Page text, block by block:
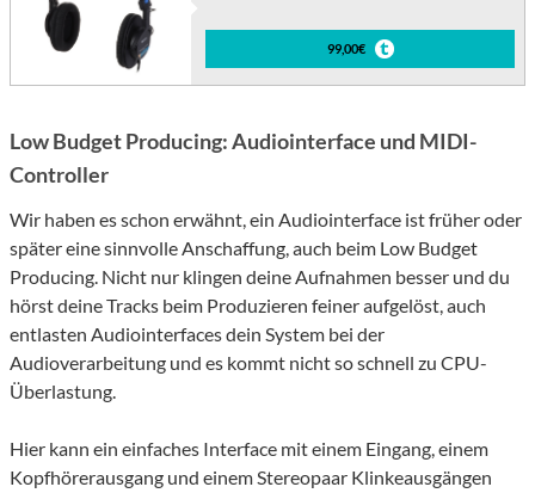
99,00€
Low Budget Producing: Audiointerface und MIDI-
Controller
Wir haben es schon erwähnt, ein Audiointerface ist früher oder
später eine sinnvolle Anschaffung, auch beim Low Budget
Producing. Nicht nur klingen deine Aufnahmen besser und du
hörst deine Tracks beim Produzieren feiner aufgelöst, auch
entlasten Audiointerfaces dein System bei der
Audioverarbeitung und es kommt nicht so schnell zu CPU-
Überlastung.
Hier kann ein einfaches Interface mit einem Eingang, einem
Kopfhörerausgang und einem Stereopaar Klinkeausgängen